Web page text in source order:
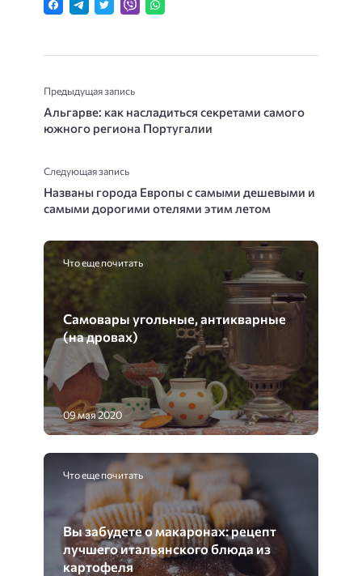
Предыдущая запись
Альгарве: как насладиться секретами самого
южного региона Португалии
Следующая запись
Названы города Европы с самыми дешевыми и
самыми дорогими отелями этим летом
Что еще почитать
Самовары угольные, антикварные
(на дровах)
09 мая 2020
Что еще почитать
Вы забудете о макаронах: рецепт
лучшего итальянского блюда из
картофеля